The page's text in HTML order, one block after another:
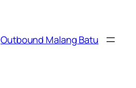
Outbound Malang Batu